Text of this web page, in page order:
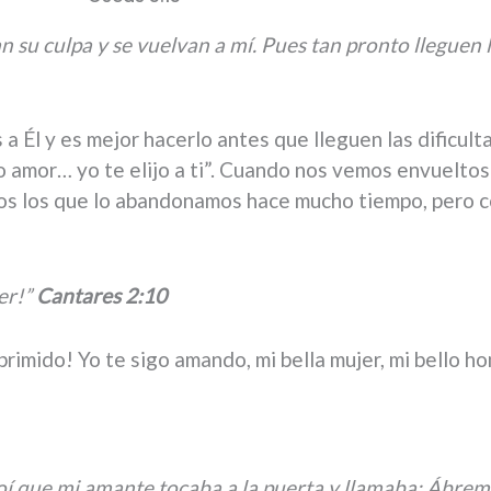
su culpa y se vuelvan a mí. Pues tan pronto lleguen
Él y es mejor hacerlo antes que lleguen las
yo te elijo a ti”. Cuando nos vemos
los que lo abandonamos hace mucho tiempo, pero
Cantares 2:10
Yo te sigo amando, mi bella mujer, mi bello